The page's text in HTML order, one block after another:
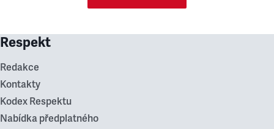
Respekt
Redakce
Kontakty
Kodex Respektu
Nabídka předplatného